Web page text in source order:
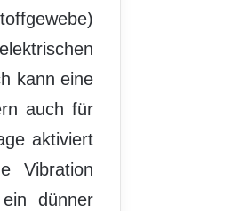
kann eine
auch für
aktiviert
Vibration
dünner